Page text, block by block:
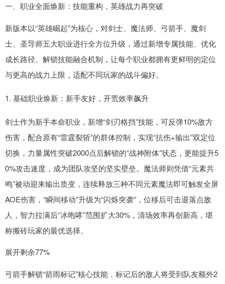
一、职业全面焕新：技能重构，英雄战力再突破
新版本以“英雄崛起”为核心，对剑士、魔法师、弓箭手、魔剑
士、圣导师五大职业进行全方位升级，通过新增专属技能、优化
成长路径、解锁技能融合机制，让每个职业都拥有更鲜明的定位
与更高的战力上限，适配不同玩家的战斗偏好。
1. 基础职业焕新：新手友好，开荒效率飙升
剑士作为新手本命职业，新增“剑刃格挡”技能，可反弹10%敌方
伤害，配合原有“雷霆裂斩”的群体控制，实现“抗伤+输出”双定位
切换，力量属性突破2000点后解锁的“战神附体”状态，更能提升5
0%攻击速度，成为团队攻坚的坚实壁垒。魔法师则凭借“元素共
鸣”被动迎来输出质变，连续释放三种不同元素魔法即可触发全屏
AOE伤害，“瞬间移动”升级为“闪烁突袭”，位移后可击退落点敌
人，智力拉满后“冰咆哮”范围扩大30%，清场效率再创新高，堪
称搬砖玩家的最优选择。
展开剩余77%
弓箭手解锁“箭雨标记”核心技能，标记后的敌人将受到队友额外2